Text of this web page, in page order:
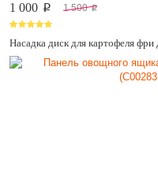
1 000 p 1 500 p
Насадка диск для картофеля